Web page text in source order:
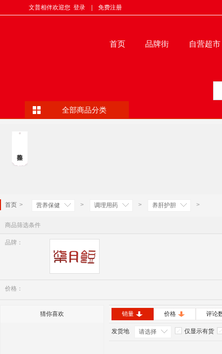
文普相伴欢迎您 登录 免费注册
首页 品牌街 自营超市
全部商品分类
首页 > 营养保健 > 调理用药 > 养肝护胆 >
商品筛选条件
品牌：
价格：
猜你喜欢 销量 价格 评论
发货地 请选择 仅显示有货